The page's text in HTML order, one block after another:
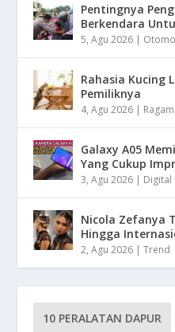
Pentingnya
Berkendara
5, Agu 2026 |
Rahasia Kucing
Pemiliknya
4, Agu 2026 | Ragam
Galaxy A05
Yang Cukup
3, Agu 2026 | Digital
Nicola Zefanya
Hingga
2, Agu 2026 |Trend
10 PERALATAN DAPUR